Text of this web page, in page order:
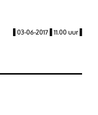
| 03-06-2017 | 11.00 uur |